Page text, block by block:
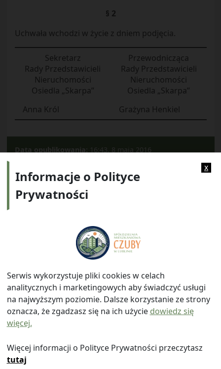
§ 2
Uchwała wchodzi w życie z dniem podjęcia.
Sekretarz
Rady Przedstawicieli
Nieruchomości
Osiedla „Skarpa”
Anna Król
Przewodnicząca
Rady Przedstawicieli
Nieruchomości
Osiedla „Skarpa”
Grażyna Henkiel
Data opublikowania: 16:43, 8 maja 2016
ul. Watykańska 6, 20-538 Lublin
Telefon: 814641700 E-mail: info@smczuby.pl
© 2026
x
Informacje o Polityce
Prywatności
Serwis wykorzystuje pliki cookies w celach
analitycznych i marketingowych aby świadczyć usługi
na najwyższym poziomie. Dalsze korzystanie ze strony
oznacza, że zgadzasz się na ich użycie dowiedz się
więcej.
Więcej informacji o Polityce Prywatności przeczytasz
tutaj